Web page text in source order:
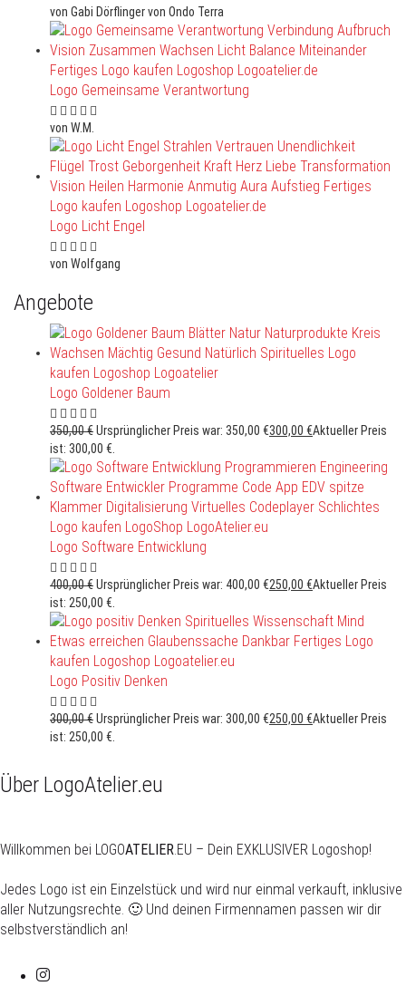
von Gabi Dörflinger von Ondo Terra
Logo Gemeinsame Verantwortung
von W.M.
Logo Licht Engel
von Wolfgang
Angebote
Logo Goldener Baum
350,00€Ursprünglicher Preis war: 350,00 €300,00 €Aktueller Preis
ist: 300,00 €.
Logo Software Entwicklung
400,00€Ursprünglicher Preis war: 400,00 €250,00 €Aktueller Preis
ist: 250,00 €.
Logo Positiv Denken
300,00€Ursprünglicher Preis war: 300,00 €250,00 €Aktueller Preis
ist: 250,00 €.
Über LogoAtelier.eu
Willkommen bei LOGOATELIER.EU – Dein EXKLUSIVER Logoshop!
Jedes Logo ist ein Einzelstück und wird nur einmal verkauft, inklusive
aller Nutzungsrechte. 🙂 Und deinen Firmennamen passen wir dir
selbstverständlich an!